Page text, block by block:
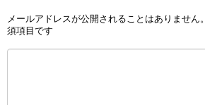
メールアドレスが公開されることはありません。
須項目です